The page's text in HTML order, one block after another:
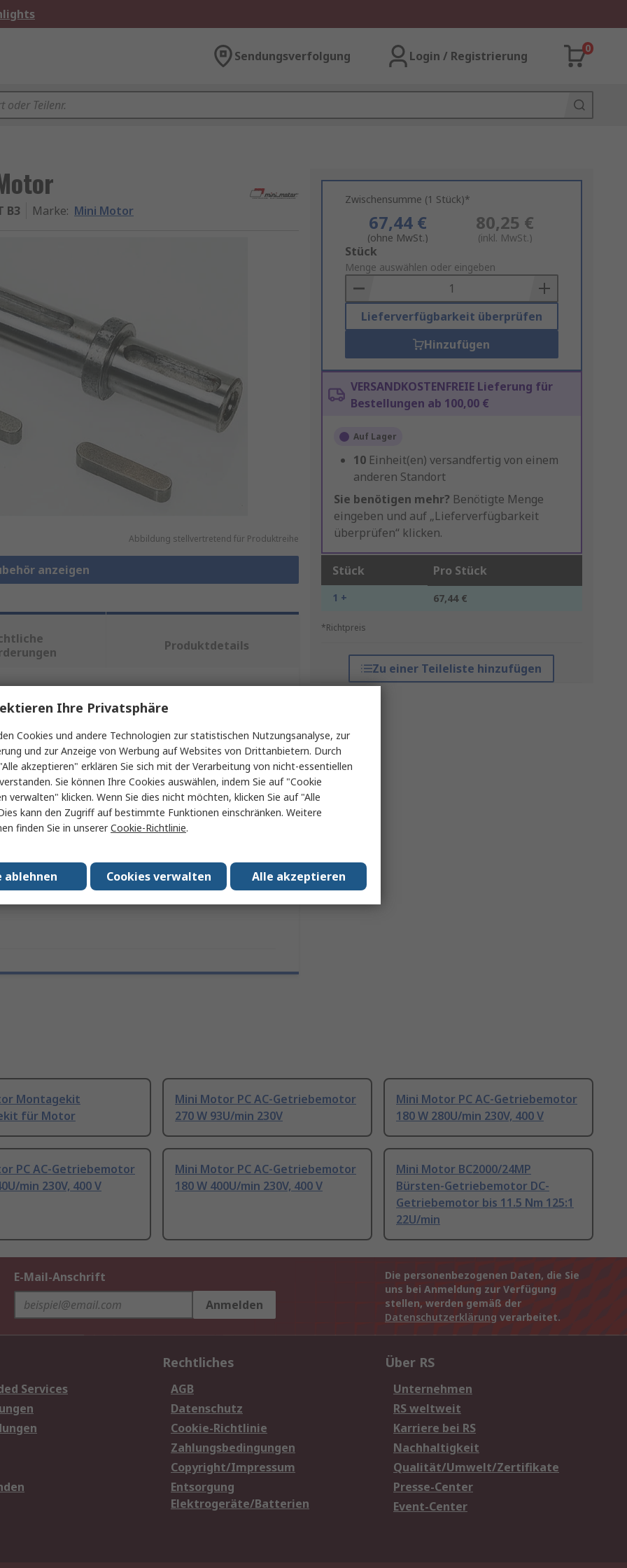
Sendungsverfolgung Login / Registrierung
0
B3 Marke: Mini Motor
Abbildung stellvertretend für Produktreihe
anzeigen
Zwischensumme (1 Stück)*
67,44 €
(ohne MwSt.)
80,25 €
(inkl. MwSt.)
Add
to
Basket
Stück
Menge auswählen oder eingeben
Lieferverfügbarkeit überprüfen
Hinzufügen
VERSANDKOSTENFREIE Lieferung für
Bestellungen ab 100,00 €
Auf Lager
10 Einheit(en) versandfertig von einem
anderen Standort
Sie benötigen mehr? Benötigte Menge
eingeben und auf „Lieferverfügbarkeit
überprüfen“ klicken.
Stück Pro Stück
1 + 67,44 €
*Richtpreis
Zu einer Teileliste hinzufügen
Produktdetails
oder mehrere Eigenschaften auswählen.
Wert
Mini Motor
Welle
Typ Welle
Zulassungen No
Montagekit
für Motor
Mini Motor PC AC-Getriebemotor
270 W 93U/min 230V
Mini Motor PC AC-Getriebemotor
180 W 280U/min 230V, 400 V
PC AC-Getriebemotor
min 230V, 400 V
Mini Motor PC AC-Getriebemotor
180 W 400U/min 230V, 400 V
Mini Motor BC2000/24MP
Bürsten-Getriebemotor DC-
Getriebemotor bis 11.5 Nm 125:1
22U/min
E-Mail-Anschrift
Anmelden
Die personenbezogenen Daten, die Sie
uns bei Anmeldung zur Verfügung
stellen, werden gemäß der
Datenschutzerklärung verarbeitet.
Services
Rechtliches
AGB
Datenschutz
Cookie-Richtlinie
Zahlungsbedingungen
Copyright/Impressum
Entsorgung
Elektrogeräte/Batterien
Über RS
Unternehmen
RS weltweit
Karriere bei RS
Nachhaltigkeit
Qualität/Umwelt/Zertifikate
Presse-Center
Event-Center
Ihre Privatsphäre
Cookies und andere Technologien zur statistischen Nutzungsanalyse, zur
und zur Anzeige von Werbung auf Websites von Drittanbietern. Durch
akzeptieren" erklären Sie sich mit der Verarbeitung von nicht-essentiellen
Sie können Ihre Cookies auswählen, indem Sie auf "Cookie
verwalten" klicken. Wenn Sie dies nicht möchten, klicken Sie auf "Alle
kann den Zugriff auf bestimmte Funktionen einschränken. Weitere
finden Sie in unsererCookie-Richtlinie.
Alle akzeptieren
Cookies verwalten
ablehnen